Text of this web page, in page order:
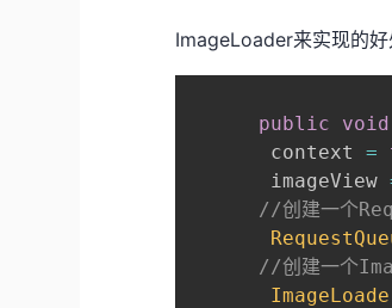
ImageLoader来实现的
public void
       context
=
       imageView
//创建一个
//创建一个